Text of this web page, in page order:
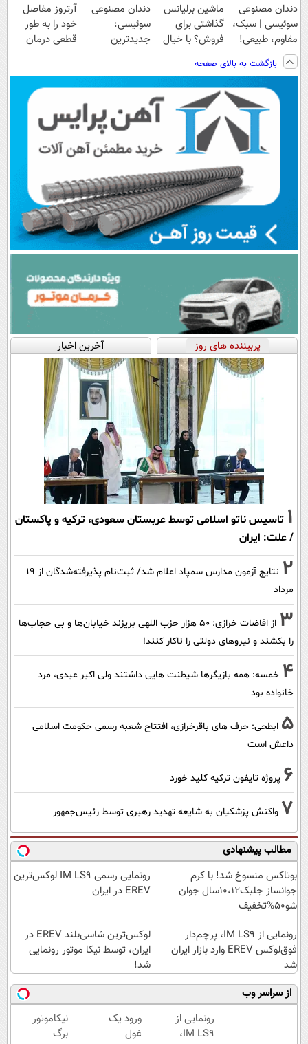
دندان مصنوعی
سوئیسی | سبک،
مقاوم، طبیعی!
ویزیت
رایگان+پرداخت
اقساطی😍
ماشین برلیانس
گذاشتی برای
فروش؟ با خیال
دندان مصنوعی
سوئیسی:
جدیدترین
پرداخت قسطی
آرتروز مفاصل
خود را به طور
قطعی درمان
بازگشت به بالای صفحه
پربیننده های روز آخرین اخبار
1 تاسیس ناتو اسلامی توسط عربستان سعودی، ترکیه و پاکستان
/ علت: ایران
2
نتایج آزمون مدارس سمپاد اعلام شد/ ثبت‌نام پذیرفته‌شدگان از ۱۹
مرداد
3
از افاضات خرازی: ۵۰ هزار حزب اللهی بریزند خیابان‌ها و بی حجاب‌ها
را بکشند و نیرو‌های دولتی را ناکار کنند!
4 خمسه: همه بازیگرها شیطنت هایی داشتند ولی اکبر عبدی، مرد
خانواده بود
5 ابطحی: حرف های باقرخرازی، افتتاح شعبه رسمی حکومت اسلامی
داعش است
6 پروژه تایفون ترکیه کلید خورد
7 واکنش پزشکیان به شایعه تهدید رهبری توسط رئیس‌جمهور
مطالب پیشنهادی
بوتاکس منسوخ شد! با کرم
جوانساز جلبک10،12سال جوان
شو50%تخفیف
رونمایی رسمی IM LS9 لوکس‌ترین
EREV در ایران
رونمایی از IM LS9، پرچم‌دار
فوق‌لوکس EREV وارد بازار ایران
شد
لوکس‌ترین شاسی‌بلند EREV در
ایران، توسط نیکا موتور رونمایی
شد!
از سراسر وب
رونمایی از
IM LS9،
ورود یک
غول
نیکاموتور
برگ